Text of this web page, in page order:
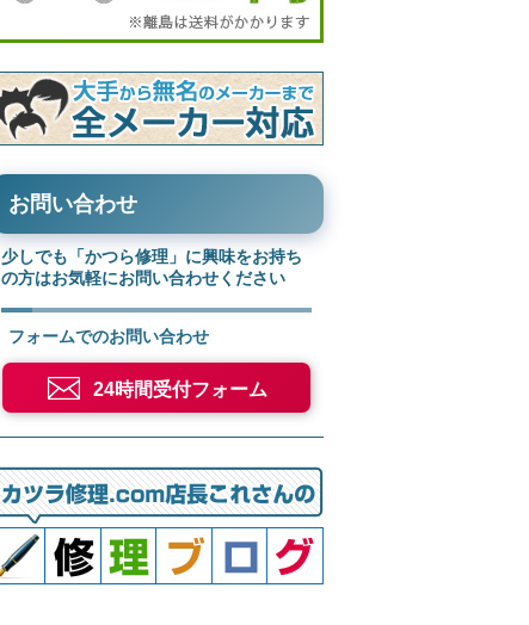
お問い合わせ
少しでも「かつら修理」に興味をお持ち
の方はお気軽にお問い合わせください
フォームでのお問い合わせ
24時間受付フォーム